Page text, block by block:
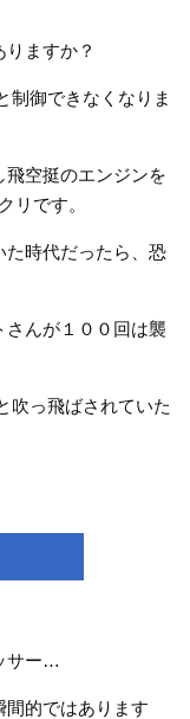
ますか？
制御できなくなりま
飛空挺のエンジンを
リです。
た時代だったら、恐
さんが１００回は襲
吹っ飛ばされていた
サー…
間的ではあります